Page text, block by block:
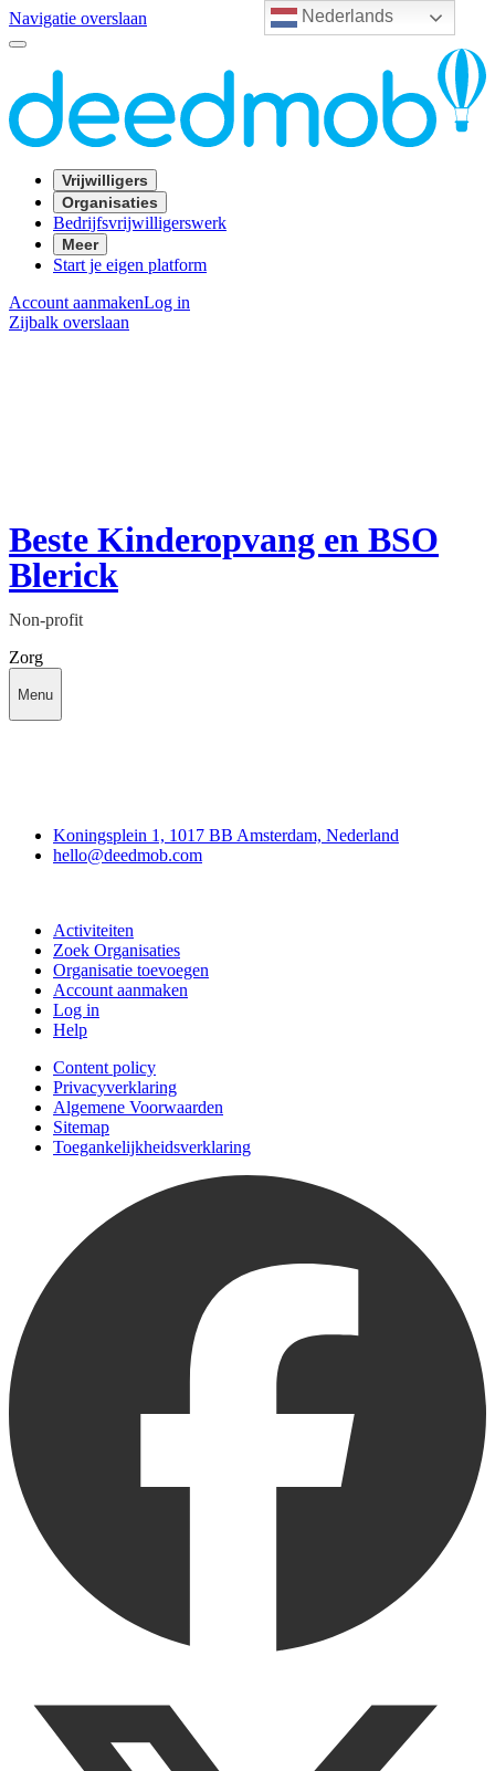
Nederlands
Navigatie overslaan
Vrijwilligers
Organisaties
Bedrijfsvrijwilligerswerk
Meer
Start je eigen platform
Account aanmakenLog in
Zijbalk overslaan
Beste Kinderopvang en BSO
Blerick
Non-profit
Zorg
Menu
Koningsplein 1, 1017 BB Amsterdam, Nederland
hello@deedmob.com
Activiteiten
Zoek Organisaties
Organisatie toevoegen
Account aanmaken
Log in
Help
Content policy
Privacyverklaring
Algemene Voorwaarden
Sitemap
Toegankelijkheidsverklaring